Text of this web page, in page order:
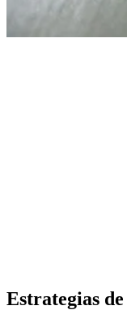
Estrategias